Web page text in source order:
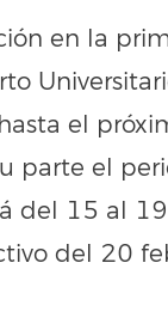
en la
el
parte el
del 15 al
del 20